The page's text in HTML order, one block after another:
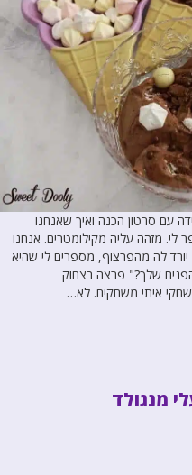
עם סרטון הכנה ואיך שאנחנו
מזהה עליה מקילומטרים. אנחנו
לה מהפרצוף, מספרים לי שהיא
שלך?" פרצה בצחוק
איתי משחקים. לא…
מנגולד